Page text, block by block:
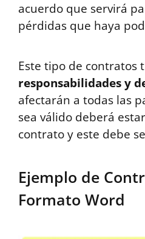
acuerdo que servirá
pérdidas que haya
Este tipo de contratos
responsabilidades y
afectarán a todas las
sea válido deberá
contrato y este debe
Ejemplo de
Formato Word